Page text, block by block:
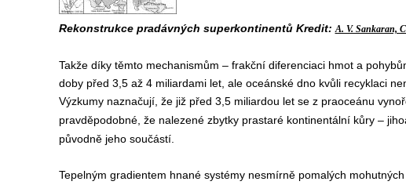
Rekonstrukce pradávných superkontinentů Kredit: A. V. Sankaran,
Takže díky těmto mechanismům – frakční diferenciaci hmot a
doby před 3,5 až 4 miliardami let, ale oceánské dno kvůli recyklaci
Výzkumy naznačují, že již před 3,5 miliardou let se z praoceánu
pravděpodobné, že nalezené zbytky prastaré kontinentální kůry –
původně jeho součástí.
Tepelným gradientem hnané systémy nesmírně pomalých